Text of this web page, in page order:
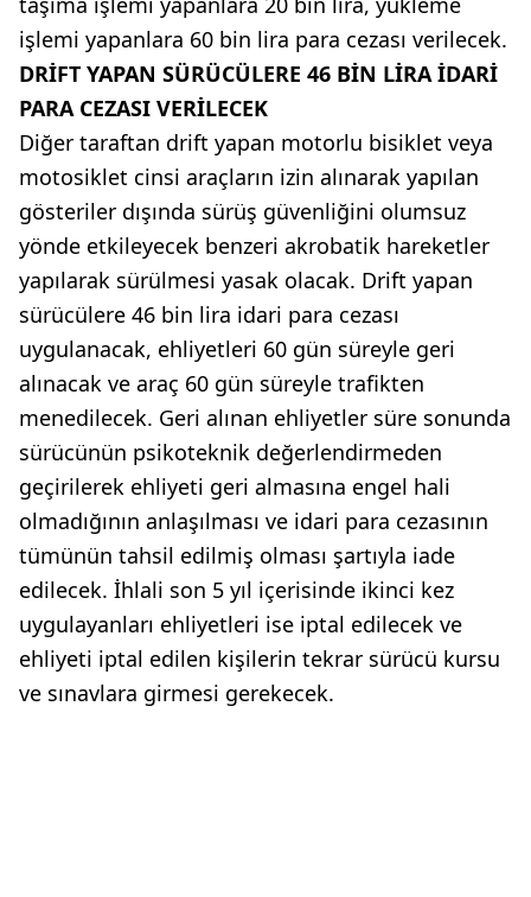
işlemi yapanlara 60 bin lira para cezası verilecek.
DRİFT YAPAN SÜRÜCÜLERE 46 BİN LİRA İDARİ
PARA CEZASI VERİLECEK
Diğer taraftan drift yapan motorlu bisiklet veya
motosiklet cinsi araçların izin alınarak yapılan
gösteriler dışında sürüş güvenliğini olumsuz
yönde etkileyecek benzeri akrobatik hareketler
yapılarak sürülmesi yasak olacak. Drift yapan
sürücülere 46 bin lira idari para cezası
uygulanacak, ehliyetleri 60 gün süreyle geri
alınacak ve araç 60 gün süreyle trafikten
menedilecek. Geri alınan ehliyetler süre sonunda
sürücünün psikoteknik değerlendirmeden
geçirilerek ehliyeti geri almasına engel hali
olmadığının anlaşılması ve idari para cezasının
tümünün tahsil edilmiş olması şartıyla iade
edilecek. İhlali son 5 yıl içerisinde ikinci kez
uygulayanları ehliyetleri ise iptal edilecek ve
ehliyeti iptal edilen kişilerin tekrar sürücü kursu
ve sınavlara girmesi gerekecek.